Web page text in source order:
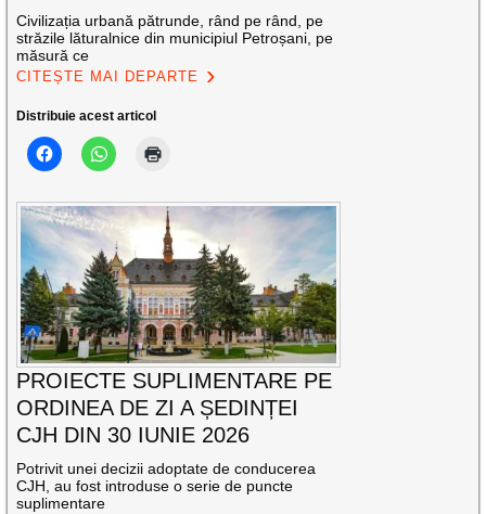
Civilizația urbană pătrunde, rând pe rând, pe
străzile lăturalnice din municipiul Petroșani, pe
măsură ce
CITEȘTE MAI DEPARTE
Distribuie acest articol
PROIECTE SUPLIMENTARE PE
ORDINEA DE ZI A ȘEDINȚEI
CJH DIN 30 IUNIE 2026
Potrivit unei decizii adoptate de conducerea
CJH, au fost introduse o serie de puncte
suplimentare